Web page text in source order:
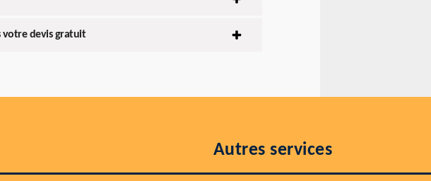
votre devis gratuit
Autres services